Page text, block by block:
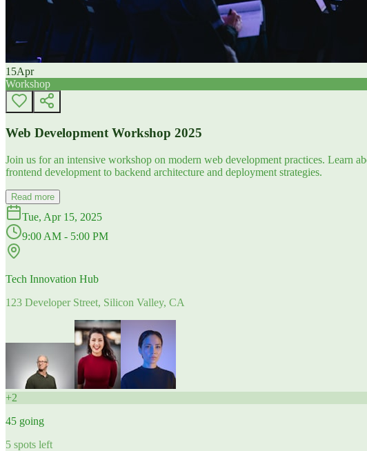
15Apr
Workshop
Web Development Workshop 2025
Join us for an intensive workshop on modern web development practices. Learn
frontend development to backend architecture and deployment strategies.
Read more
Tue, Apr 15, 2025
9:00 AM - 5:00 PM
Tech Innovation Hub
123 Developer Street, Silicon Valley, CA
+2
45 going
5 spots left